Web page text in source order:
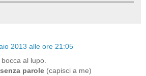
2013 alle ore 21:05
al lupo.
senza parole (capisci a me)